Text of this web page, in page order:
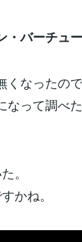
・バーチュ
なったので
なって調べ
。
かね。